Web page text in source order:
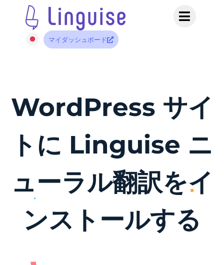
マイダッシュボード
WordPress サイ
トに Linguise ニ
ューラル翻訳をイ
ンストールする